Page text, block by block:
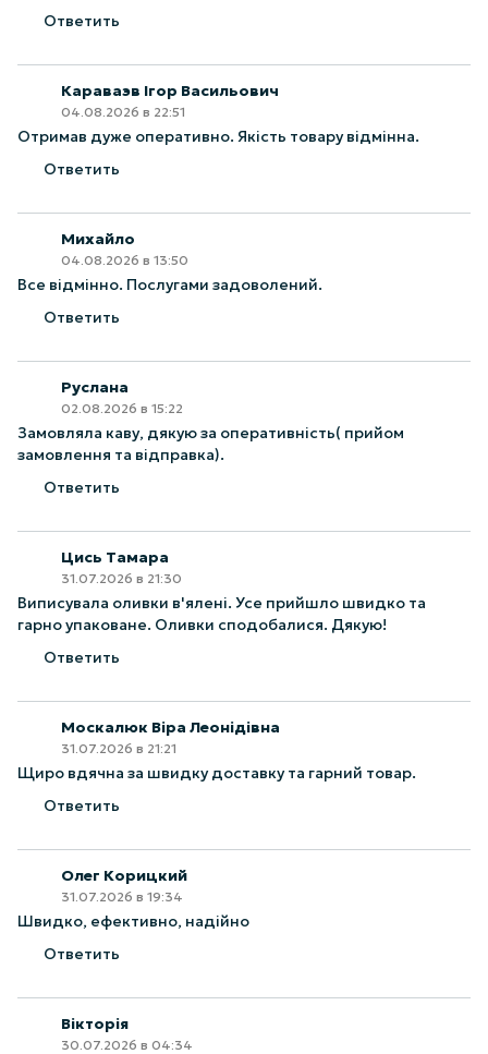
Ответить
Караваэв Ігор Васильович
04.08.2026 в 22:51
Отримав дуже оперативно. Якість товару відмінна.
Ответить
Михайло
04.08.2026 в 13:50
Все відмінно. Послугами задоволений.
Ответить
Руслана
02.08.2026 в 15:22
Замовляла каву, дякую за оперативність( прийом
замовлення та відправка).
Ответить
Цись Тамара
31.07.2026 в 21:30
Виписувала оливки в'ялені. Усе прийшло швидко та
гарно упаковане. Оливки сподобалися. Дякую!
Ответить
Москалюк Віра Леонідівна
31.07.2026 в 21:21
Щиро вдячна за швидку доставку та гарний товар.
Ответить
Олег Корицкий
31.07.2026 в 19:34
Швидко, ефективно, надійно
Ответить
Вікторія
30.07.2026 в 04:34